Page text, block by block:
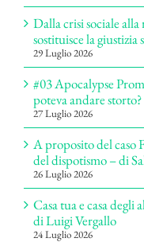
Dalla crisi sociale
sostituisce la
29 Luglio 2026
#03 Apocalypse
poteva andare
27 Luglio 2026
A proposito del caso
del dispotismo – di
26 Luglio 2026
Casa tua e casa degli
di Luigi Vergallo
24 Luglio 2026